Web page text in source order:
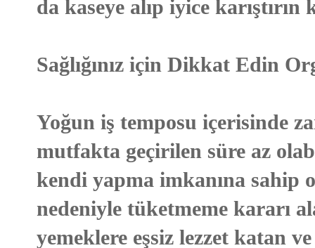
da kaseye alıp iyice karıştırın
Sağlığınız için Dikkat Edin
Yoğun iş temposu içerisinde
mutfakta geçirilen süre az
kendi yapma imkanına sahip
nedeniyle tüketmeme kararı
yemeklere eşsiz lezzet katan